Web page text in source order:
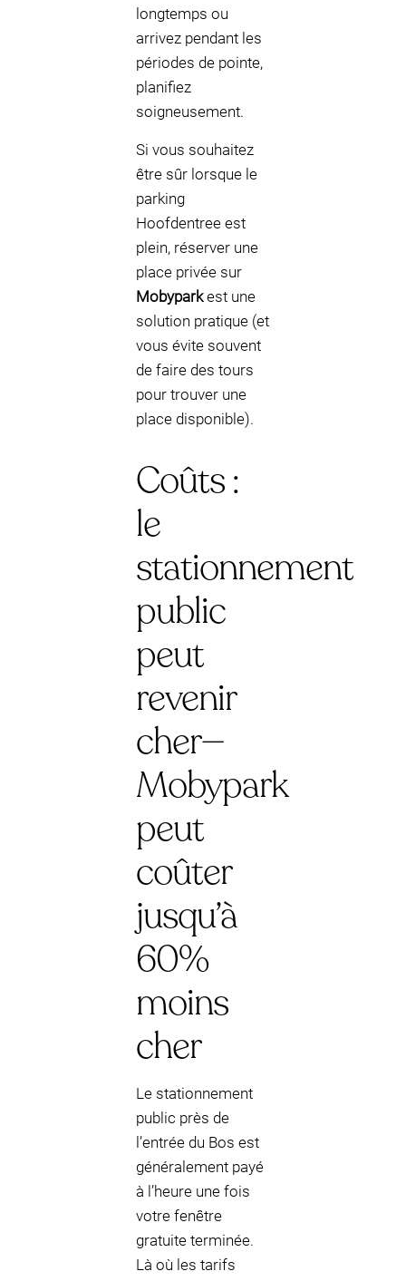
longtemps ou
arrivez pendant les
périodes de pointe,
planifiez
soigneusement.
Si vous souhaitez
être sûr lorsque le
parking
Hoofdentree est
plein, réserver une
place privée sur
Mobyparkest une
solution pratique (et
vous évite souvent
de faire des tours
pour trouver une
place disponible).
Coûts :
le
stationnement
public
peut
revenir
cher—
Mobypark
peut
coûter
jusqu’à
60%
moins
cher
Le stationnement
public près de
l’entrée du Bos est
généralement payé
à l’heure une fois
votre fenêtre
gratuite terminée.
Là où les tarifs